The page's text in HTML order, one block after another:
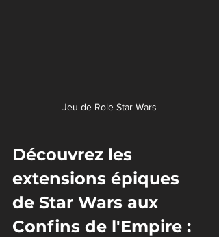
Jeu de Role Star Wars
Découvrez les
extensions épiques
de Star Wars aux
Confins de l'Empire :